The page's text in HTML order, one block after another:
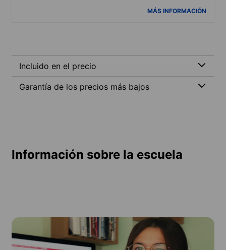
MÁS INFORMACIÓN
Incluido en el precio
Garantía de los precios más bajos
Información sobre la escuela